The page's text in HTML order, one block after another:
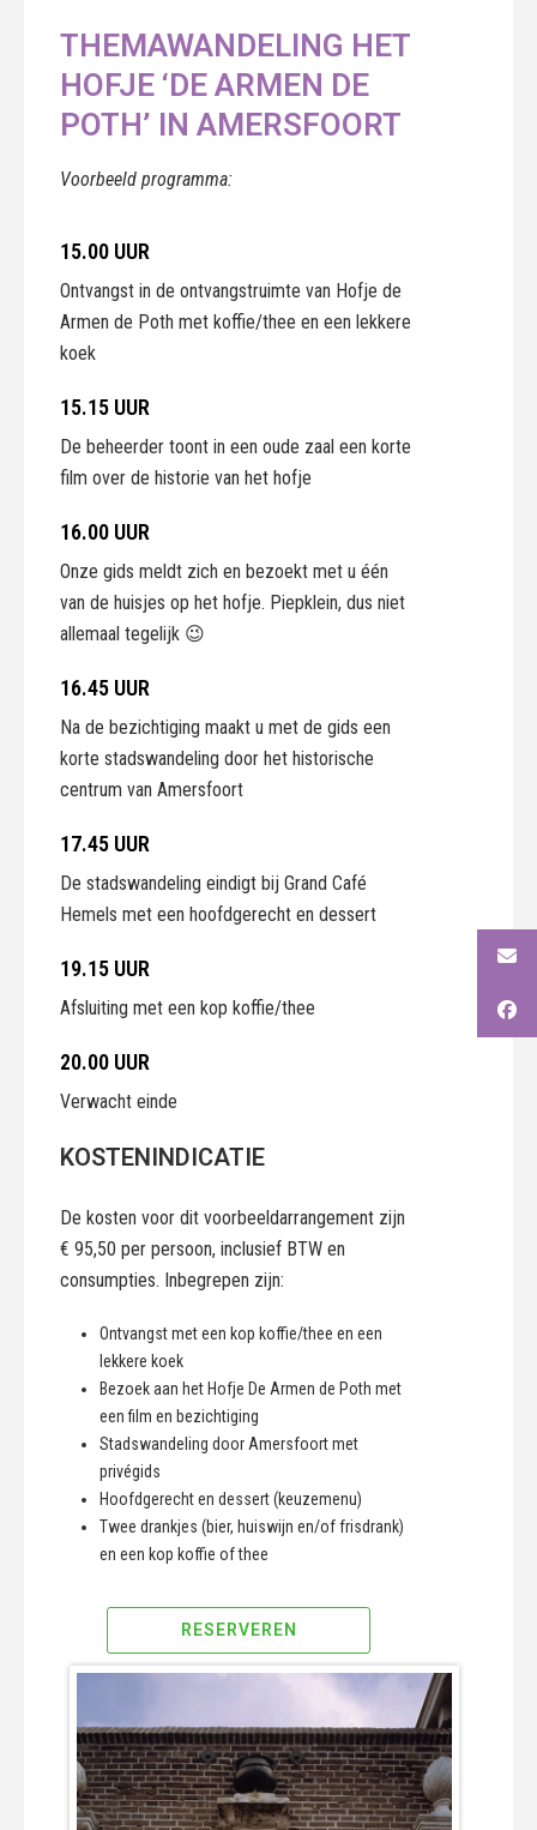
THEMAWANDELING HET
HOFJE ‘DE ARMEN DE
POTH’ IN AMERSFOORT
Voorbeeld programma:
15.00 UUR
Ontvangst in de ontvangstruimte van Hofje de
Armen de Poth met koffie/thee en een lekkere
koek
15.15 UUR
De beheerder toont in een oude zaal een korte
film over de historie van het hofje
16.00 UUR
Onze gids meldt zich en bezoekt met u één
van de huisjes op het hofje. Piepklein, dus niet
allemaal tegelijk 😉
16.45 UUR
Na de bezichtiging maakt u met de gids een
korte stadswandeling door het historische
centrum van Amersfoort
17.45 UUR
De stadswandeling eindigt bij Grand Café
Hemels met een hoofdgerecht en dessert
19.15 UUR
Afsluiting met een kop koffie/thee
20.00 UUR
Verwacht einde
KOSTENINDICATIE
De kosten voor dit voorbeeldarrangement zijn
€ 95,50 per persoon, inclusief BTW en
consumpties. Inbegrepen zijn:
Ontvangst met een kop koffie/thee en een
lekkere koek
Bezoek aan het Hofje De Armen de Poth met
een film en bezichtiging
Stadswandeling door Amersfoort met
privégids
Hoofdgerecht en dessert (keuzemenu)
Twee drankjes (bier, huiswijn en/of frisdrank)
en een kop koffie of thee
RESERVEREN